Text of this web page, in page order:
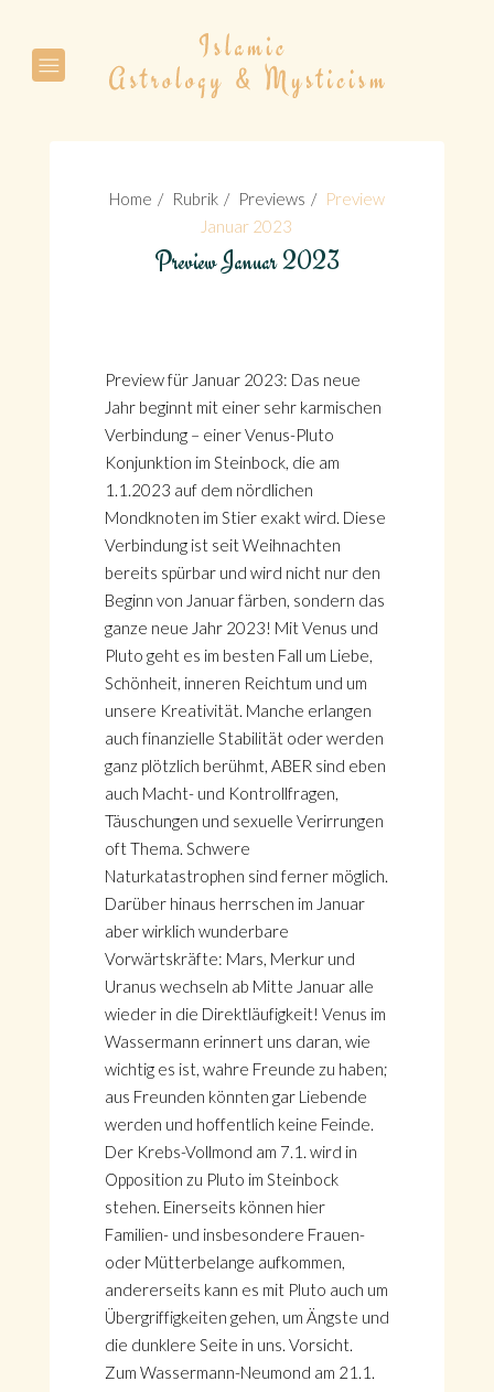
Home Rubrik Previews
Preview
Januar 2023
Preview Januar 2023
Preview für Januar 2023: Das neue
Jahr beginnt mit einer sehr karmischen
Verbindung – einer Venus-Pluto
Konjunktion im Steinbock, die am
1.1.2023 auf dem nördlichen
Mondknoten im Stier exakt wird. Diese
Verbindung ist seit Weihnachten
bereits spürbar und wird nicht nur den
Beginn von Januar färben, sondern das
ganze neue Jahr 2023! Mit Venus und
Pluto geht es im besten Fall um Liebe,
Schönheit, inneren Reichtum und um
unsere Kreativität. Manche erlangen
auch finanzielle Stabilität oder werden
ganz plötzlich berühmt, ABER sind eben
auch Macht- und Kontrollfragen,
Täuschungen und sexuelle Verirrungen
oft Thema. Schwere
Naturkatastrophen sind ferner möglich.
Darüber hinaus herrschen im Januar
aber wirklich wunderbare
Vorwärtskräfte: Mars, Merkur und
Uranus wechseln ab Mitte Januar alle
wieder in die Direktläufigkeit! Venus im
Wassermann erinnert uns daran, wie
wichtig es ist, wahre Freunde zu haben;
aus Freunden könnten gar Liebende
werden und hoffentlich keine Feinde.
Der Krebs-Vollmond am 7.1. wird in
Opposition zu Pluto im Steinbock
stehen. Einerseits können hier
Familien- und insbesondere Frauen-
oder Mütterbelange aufkommen,
andererseits kann es mit Pluto auch um
Übergriffigkeiten gehen, um Ängste und
die dunklere Seite in uns. Vorsicht.
Zum Wassermann-Neumond am 21.1.